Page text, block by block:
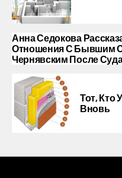
Анна Седокова
Отношения С Бывшим
Чернявским После
Тот, Кто
Вновь